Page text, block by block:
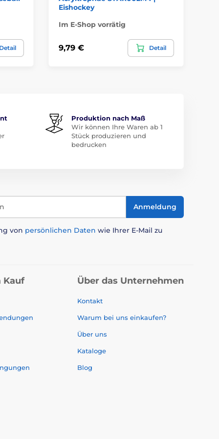
Detail
Eishockey
Im E-Shop vorrätig
9,79 € Detail
Produktion nach Maß
Wir können Ihre Waren ab 1
Stück produzieren und
bedrucken
Anmeldung
von persönlichen Daten wie Ihrer E-Mail zu
Kauf Über das Unternehmen
Kontakt
Warum bei uns einkaufen?
Über uns
Kataloge
Blog